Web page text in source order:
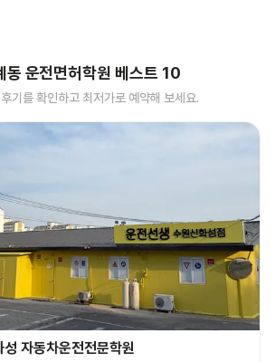
동 운전면허학원 베스트 10
기를 확인하고 최저가로 예약해 보세요.
자동차운전전문학원